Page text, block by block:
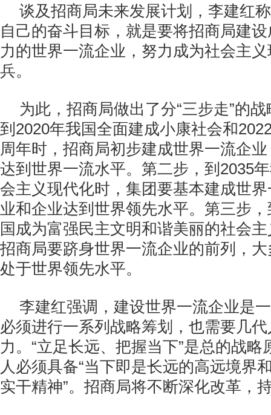
谈及招商局未来发展计划，李建红
自己的奋斗目标，就是要将招商局建
力的世界一流企业，努力成为社会主
兵。
为此，招商局做出了分“三步走”的
到2020年我国全面建成小康社会和
周年时，招商局初步建成世界一流企
达到世界一流水平。第二步，到2035
会主义现代化时，集团要基本建成世
业和企业达到世界领先水平。第三步
国成为富强民主文明和谐美丽的社会
招商局要跻身世界一流企业的前列，
处于世界领先水平。
李建红强调，建设世界一流企业是
必须进行一系列战略筹划，也需要几
力。“立足长远、把握当下”是总的战
人必须具备“当下即是长远的高远境界
实干精神”。招商局将不断深化改革，